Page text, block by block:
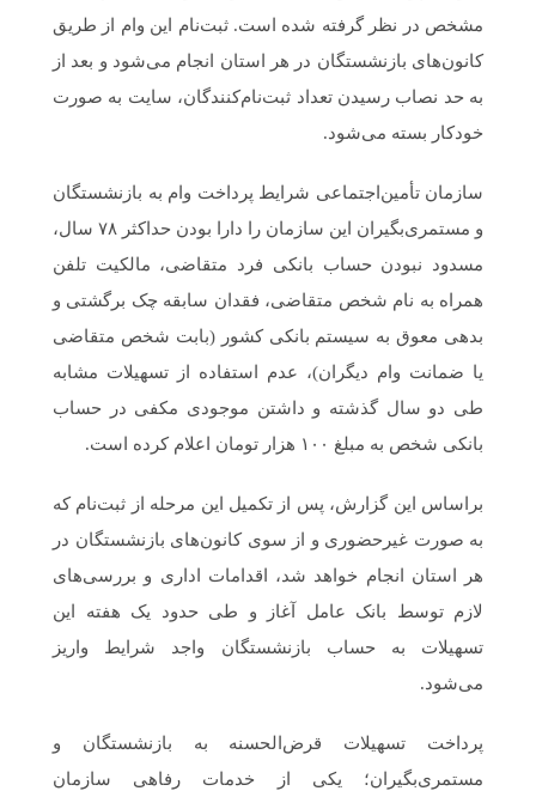
مشخص در نظر گرفته شده است. ثبت‌نام این وام از طریق
کانون‌های بازنشستگان در هر استان انجام می‌شود و بعد از
به حد نصاب رسیدن تعداد ثبت‌نام‌کنندگان، سایت به صورت
خودکار بسته می‌شود.
سازمان تأمین‌اجتماعی شرایط پرداخت وام به بازنشستگان
و مستمری‌بگیران این سازمان را دارا بودن حداکثر ۷۸ سال،
مسدود نبودن حساب بانکی فرد متقاضی، مالکیت تلفن
همراه به نام شخص متقاضی، فقدان سابقه چک برگشتی و
بدهی معوق به سیستم بانکی کشور (بابت شخص متقاضی
یا ضمانت وام دیگران)، عدم استفاده از تسهیلات مشابه
طی دو سال گذشته و داشتن موجودی مکفی در حساب
بانکی شخص به مبلغ ۱۰۰ هزار تومان اعلام کرده است.
براساس این گزارش، پس از تکمیل این مرحله از ثبت‌نام که
به صورت غیرحضوری و از سوی کانون‌های بازنشستگان در
هر استان انجام خواهد شد، اقدامات اداری و بررسی‌های
لازم توسط بانک عامل آغاز و طی حدود یک هفته این
تسهیلات به حساب بازنشستگان واجد شرایط واریز
می‌شود.
پرداخت تسهیلات قرض‌الحسنه به بازنشستگان و
مستمری‌بگیران؛ یکی از خدمات رفاهی سازمان